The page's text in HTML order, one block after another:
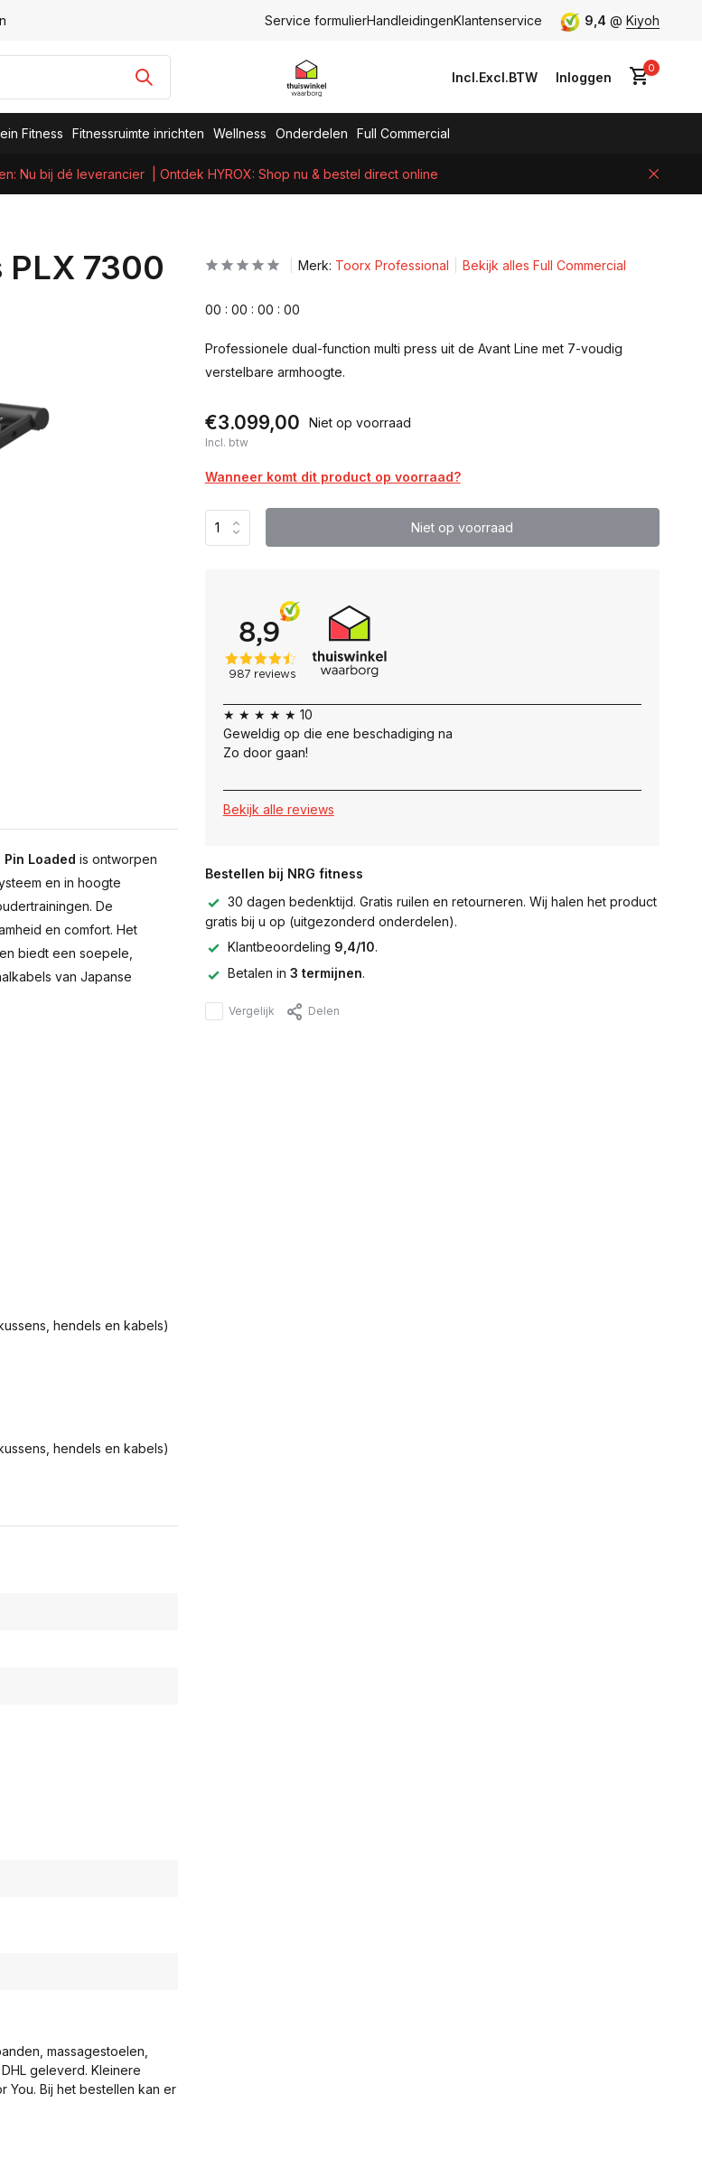
Service formulierHandleidingenKlantenservice 9,4 @ Kiyoh
Incl.Excl.BTW Inloggen
0
Fitness Fitnessruimte inrichten Wellness Onderdelen Full Commercial
Nu bij dé leverancier | Ontdek HYROX: Shop nu & bestel direct online
7300
Pin Loaded is ontworpen
en in hoogte
De
en comfort. Het
biedt een soepele,
van Japanse
hendels en kabels)
hendels en kabels)
massagestoelen,
geleverd. Kleinere
You. Bij het bestellen kan er
Merk: Toorx Professional Bekijk alles Full Commercial
00 : 00 : 00 : 00
Professionele dual-function multi press uit de Avant Line met 7-voudig
verstelbare armhoogte.
€3.099,00 Niet op voorraad
Incl. btw
Wanneer komt dit product op voorraad?
Niet op voorraad
★ ★ ★ ★ ★ 10
Geweldig op die ene beschadiging na
Zo door gaan!
Bekijk alle reviews
Bestellen bij NRG fitness
30 dagen bedenktijd. Gratis ruilen en retourneren. Wij halen het product
gratis bij u op (uitgezonderd onderdelen).
Klantbeoordeling 9,4/10.
Betalen in 3 termijnen.
Vergelijk Delen